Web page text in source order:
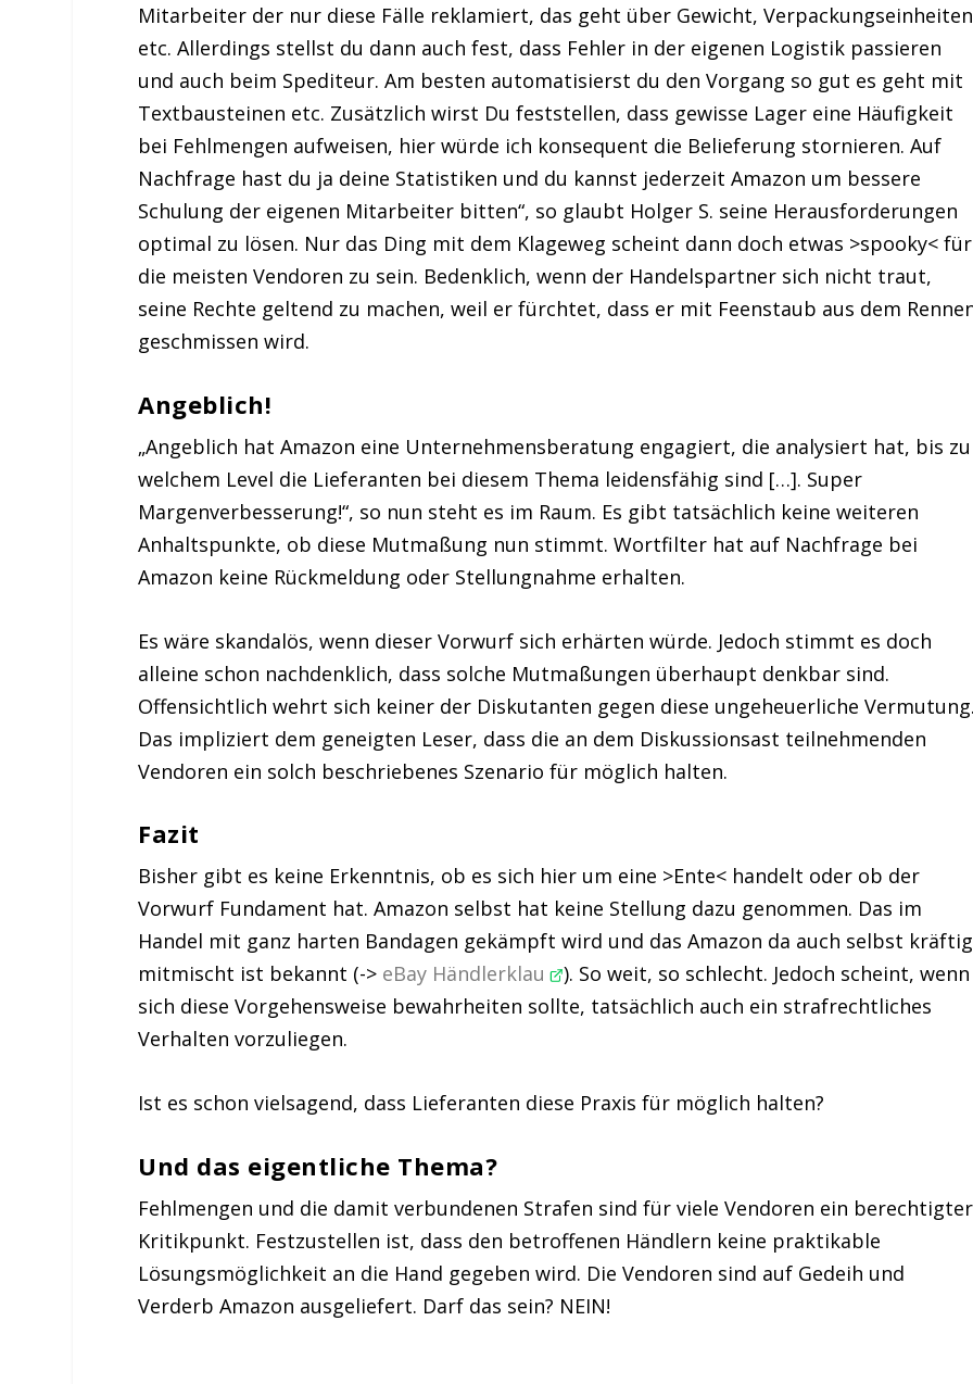
Mitarbeiter der nur diese Fälle reklamiert, das geht über Gewicht, Verpackungseinheiten
etc. Allerdings stellst du dann auch fest, dass Fehler in der eigenen Logistik passieren
und auch beim Spediteur. Am besten automatisierst du den Vorgang so gut es geht mit
Textbausteinen etc. Zusätzlich wirst Du feststellen, dass gewisse Lager eine Häufigkeit
bei Fehlmengen aufweisen, hier würde ich konsequent die Belieferung stornieren. Auf
Nachfrage hast du ja deine Statistiken und du kannst jederzeit Amazon um bessere
Schulung der eigenen Mitarbeiter bitten“, so glaubt Holger S. seine Herausforderungen
optimal zu lösen. Nur das Ding mit dem Klageweg scheint dann doch etwas >spooky< für
die meisten Vendoren zu sein. Bedenklich, wenn der Handelspartner sich nicht traut,
seine Rechte geltend zu machen, weil er fürchtet, dass er mit Feenstaub aus dem
geschmissen wird.
Angeblich!
„Angeblich hat Amazon eine Unternehmensberatung engagiert, die analysiert hat, bis zu
welchem Level die Lieferanten bei diesem Thema leidensfähig sind […]. Super
Margenverbesserung!“, so nun steht es im Raum. Es gibt tatsächlich keine weiteren
Anhaltspunkte, ob diese Mutmaßung nun stimmt. Wortfilter hat auf Nachfrage bei
Amazon keine Rückmeldung oder Stellungnahme erhalten.
Es wäre skandalös, wenn dieser Vorwurf sich erhärten würde. Jedoch stimmt es doch
alleine schon nachdenklich, dass solche Mutmaßungen überhaupt denkbar sind.
Offensichtlich wehrt sich keiner der Diskutanten gegen diese ungeheuerliche
Das impliziert dem geneigten Leser, dass die an dem Diskussionsast teilnehmenden
Vendoren ein solch beschriebenes Szenario für möglich halten.
Fazit
Bisher gibt es keine Erkenntnis, ob es sich hier um eine >Ente< handelt oder ob der
Vorwurf Fundament hat. Amazon selbst hat keine Stellung dazu genommen. Das im
Handel mit ganz harten Bandagen gekämpft wird und das Amazon da auch selbst kräftig
mitmischt ist bekannt (-> eBay Händlerklau ). So weit, so schlecht. Jedoch scheint, wenn
sich diese Vorgehensweise bewahrheiten sollte, tatsächlich auch ein strafrechtliches
Verhalten vorzuliegen.
Ist es schon vielsagend, dass Lieferanten diese Praxis für möglich halten?
Und das eigentliche Thema?
Fehlmengen und die damit verbundenen Strafen sind für viele Vendoren ein berechtigter
Kritikpunkt. Festzustellen ist, dass den betroffenen Händlern keine praktikable
Lösungsmöglichkeit an die Hand gegeben wird. Die Vendoren sind auf Gedeih und
Verderb Amazon ausgeliefert. Darf das sein? NEIN!